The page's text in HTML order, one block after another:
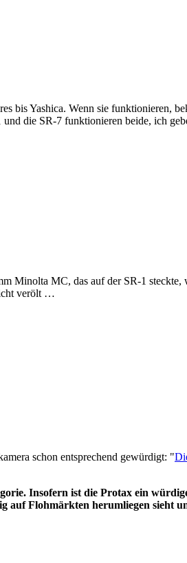
bis Yashica. Wenn sie funktionieren,
die SR-7 funktionieren beide, ich
MC, das auf der SR-1 steckte,
verölt …
schon entsprechend gewürdigt: "
Insofern ist die Protax ein
Flohmärkten herumliegen sieht